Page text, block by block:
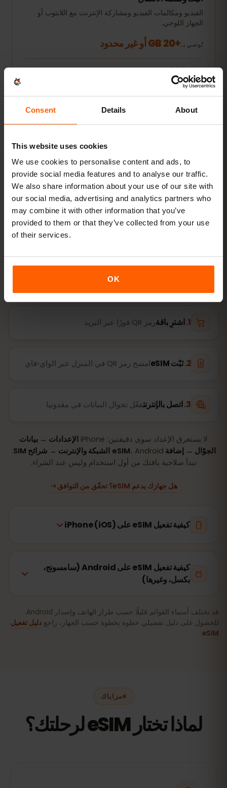
Consent Details About
This website uses cookies
We use cookies to personalise content and ads, to
provide social media features and to analyse our traffic.
We also share information about your use of our site with
our social media, advertising and analytics partners who
may combine it with other information that you’ve
provided to them or that they’ve collected from your use
of their services.
OK
الفيديو ومكالمات الفيديو ومشاركة الإنترنت مع اللابتوب أو
الجهاز اللوحي.
نُوصي بـ+20 GB أو غير محدود
عرض الباقات
التطبيقات وطريقة الاستخدام.
التفعيل
3
خطوات
جاهزة خلال دقائق — دون شريحة SIM فعلية.
اشترِ باقةرمز QR فورًا عبر البريد
ثبّت eSIM امسح رمز QR في المنزل عبر الواي‑فاي
اتصل بالإنترنتفعّل تجوال البيانات في مقدونيا
لا يستغرق الإعداد سوى دقيقتين: iPhone
الإعدادات → بيانات
الجوّال → إضافة eSIM ، Android الشبكة والإنترنت → شرائح SIM
.
تبدأ صلاحية باقتك من أول استخدام وليس عند الشراء.
هل جهازك يدعم eSIM؟ تحقّق من التوافق
كيفية تفعيل eSIM على iPhone (iOS)
كيفية تفعيل eSIM على Android (سامسونج،
بكسل، وغيرها)
قد تختلف أسماء القوائم قليلًا حسب طراز الهاتف وإصدار Android.
للحصول على دليل تفصيلي خطوة بخطوة حسب الجهاز، راجع دليل تفعيل
eSIM
.
مزاياك
لماذا تختار eSIM لرحلتك؟